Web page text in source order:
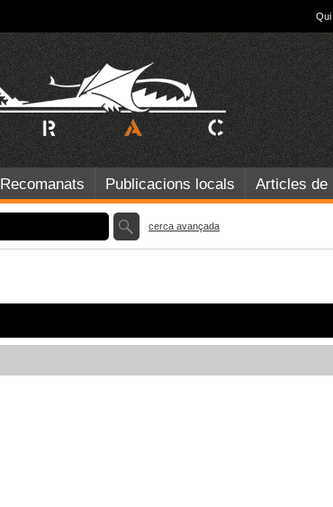
Qui
Recomanats Publicacions locals Articles de
cerca avançada